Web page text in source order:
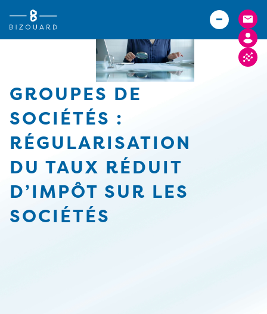
TPE
Agriculteurs (Bizouard)
PME
Actualités
Carrières
Implantations
FACTURE ELECTRONIQUE
GROUPES DE
SOCIÉTÉS :
RÉGULARISATION
DU TAUX RÉDUIT
D’IMPÔT SUR LES
SOCIÉTÉS